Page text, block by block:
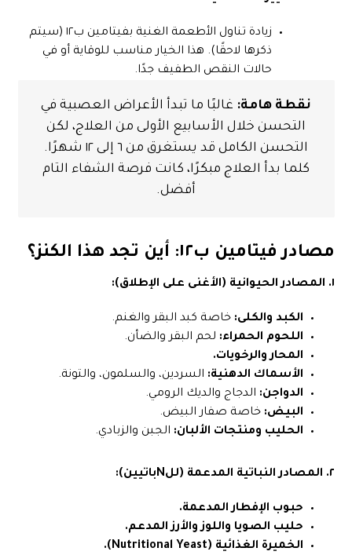
زيادة تناول الأطعمة الغنية بفيتامين ب١٢ (سيتم
ذكرها لاحقًا). هذا الخيار مناسب للوقاية أو في
حالات النقص الطفيف جدًا.
نقطة هامة: غالبًا ما تبدأ الأعراض العصبية في
التحسن خلال الأسابيع الأولى من العلاج، لكن
التحسن الكامل قد يستغرق من ٦ إلى ١٢ شهرًا.
كلما بدأ العلاج مبكرًا، كانت فرصة الشفاء التام
أفضل.
مصادر فيتامين ب١٢: أين تجد هذا الكنز؟
١. المصادر الحيوانية (الأغنى على الإطلاق):
الكبد والكلى: خاصة كبد البقر والغنم.
اللحوم الحمراء: لحم البقر والضأن.
المحار والرخويات.
الأسماك الدهنية: السردين، والسلمون، والتونة.
الدواجن: الدجاج والديك الرومي.
البيض: خاصة صفار البيض.
الحليب ومنتجات الألبان: الجبن والزبادي.
٢. المصادر النباتية المدعمة (للNباتيين):
حبوب الإفطار المدعمة.
حليب الصويا واللوز والأرز المدعم.
الخميرة الغذائية (Nutritional Yeast).